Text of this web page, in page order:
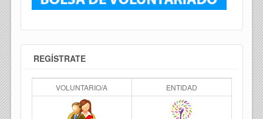
REGÍSTRATE
VOLUNTARIO/A ENTIDAD